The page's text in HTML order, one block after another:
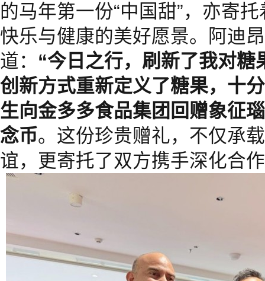
的马年第一份“中国甜”，亦寄
快乐与健康的美好愿景。阿迪
道： “今日之行，刷新了我对糖
创新方式重新定义了糖果，十
生向金多多食品集团回赠象征
念币。这份珍贵赠礼，不仅承
谊，更寄托了双方携手深化合